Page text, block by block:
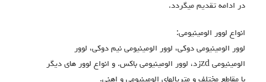
در ادامه تقدیم میگردد.
انواع لوور الومينيومي:
لوور الومينيومي دوكي، لوور الومينيومي نيم دوكي، لوور
الومينيومي zdزد، لوور الومينيومي باكس. و انواع لوور هاي ديگر
با مقاطع مختلف و متريالهاي الومينيومي و اهني.